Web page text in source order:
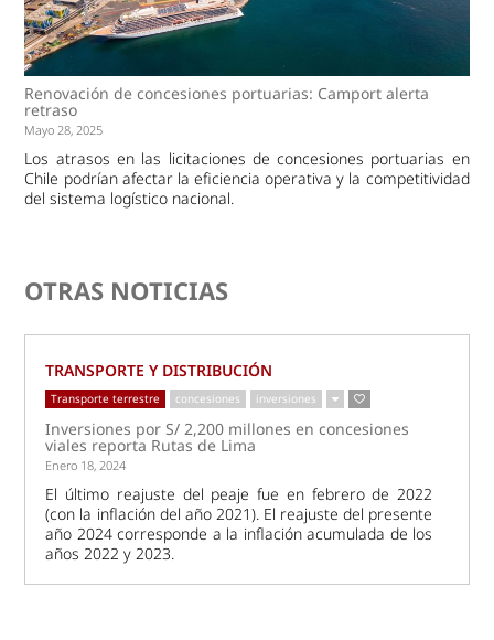
Renovación de concesiones portuarias: Camport alerta
retraso
Mayo 28, 2025
Los atrasos en las licitaciones de concesiones portuarias en
Chile podrían afectar la eficiencia operativa y la competitividad
del sistema logístico nacional.
OTRAS NOTICIAS
TRANSPORTE Y DISTRIBUCIÓN
Transporte terrestre concesiones inversiones
Inversiones por S/ 2,200 millones en concesiones
viales reporta Rutas de Lima
Enero 18, 2024
El último reajuste del peaje fue en febrero de 2022
(con la inflación del año 2021). El reajuste del presente
año 2024 corresponde a la inflación acumulada de los
años 2022 y 2023.